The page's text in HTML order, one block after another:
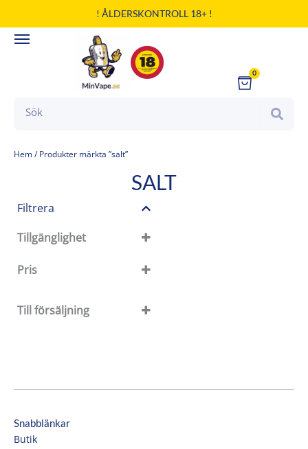
till
innehåll
! ÅLDERSKONTROLL 18+ !
0
Cart
Hem/ Produkter märkta ”salt”
SALT
Filtrera
Tillgänglighet
I lager
På restorder
Pris
Till försäljning
Snabblänkar
Butik